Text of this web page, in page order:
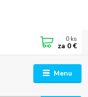
Menu
0 ks
za 0 €